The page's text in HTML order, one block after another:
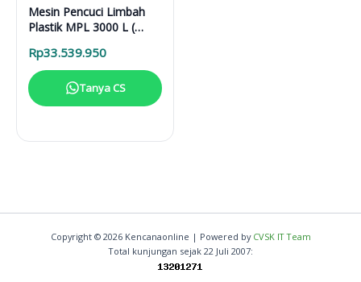
Mesin Pencuci Limbah
Plastik MPL 3000 L (
Rp33.539.950
Tanya CS
Copyright © 2026 Kencanaonline | Powered by CVSK IT Team
Total kunjungan sejak 22 Juli 2007: